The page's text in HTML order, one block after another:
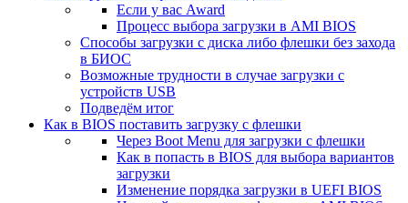
Если у вас Award
Процесс выбора загрузки в AMI BIOS
Способы загрузки с диска либо флешки без захода
в БИОС
Возможные трудности в случае загрузки с
устройств USB
Подведём итог
Как в BIOS поставить загрузку с флешки
Через Boot Menu для загрузки с флешки
Как в попасть в BIOS для выбора вариантов
загрузки
Изменение порядка загрузки в UEFI BIOS